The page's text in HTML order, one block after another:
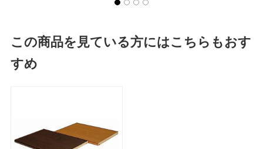
この商品を見ている方にはこちらもおす
すめ